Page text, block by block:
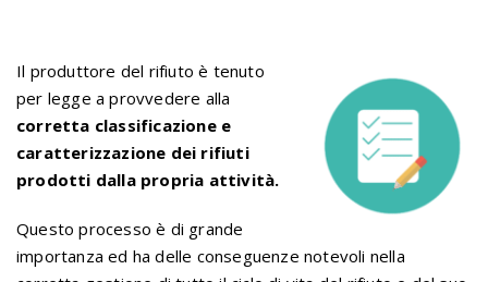
Il produttore del rifiuto è tenuto
per legge a provvedere alla
corretta classificazione e
caratterizzazione dei rifiuti
prodotti dalla propria attività.
Questo processo è di grande
importanza ed ha delle conseguenze notevoli nella